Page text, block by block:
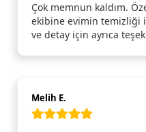
Çok memnun kaldım.
ekibine evimin temizliği
ve detay için ayrıca
Melih E.